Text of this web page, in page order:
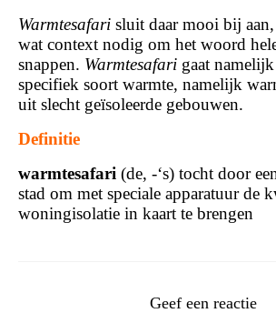
Warmtesafari sluit daar mooi bij
wat context nodig om het woord
snappen. Warmtesafari gaat
specifiek soort warmte, namelijk
uit slecht geïsoleerde gebouwen.
Definitie
warmtesafari (de, -‘s) tocht door
stad om met speciale apparatuur de
woningisolatie in kaart te brengen
Geef een reactie